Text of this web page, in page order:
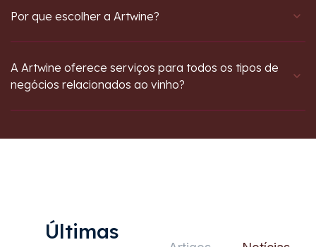
Por que escolher a Artwine?
A Artwine oferece serviços para todos os tipos de
negócios relacionados ao vinho?
Últimas